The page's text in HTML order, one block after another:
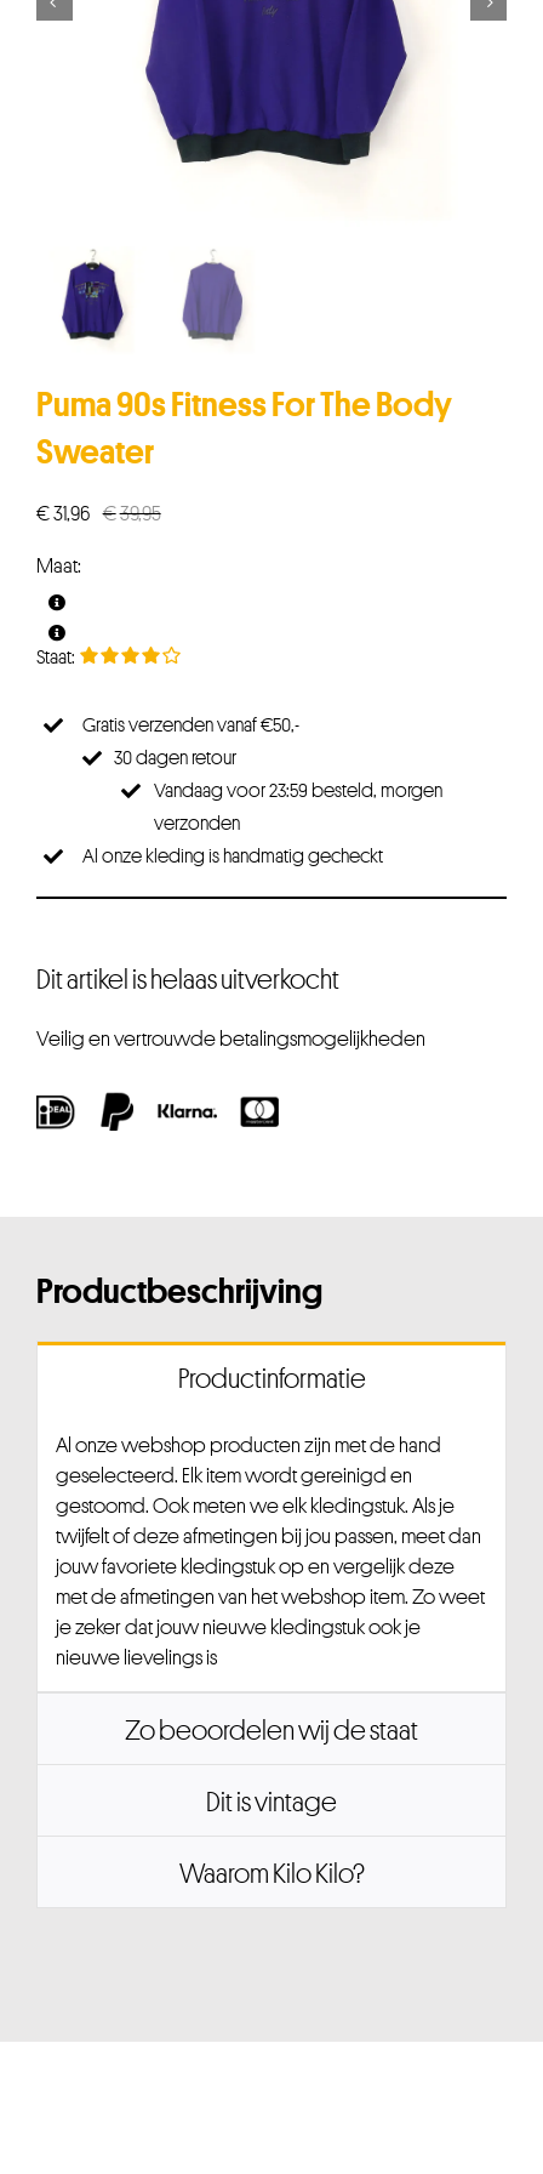
Puma 90s Fitness For The Body
Sweater
€39,95Oorspronkelijke
€31,96
Huidige
Maat:
Gratis verzenden vanaf €50,-
30 dagen retour
Vandaag voor 23:59 besteld, morgen
verzonden
Al onze kleding is handmatig gecheckt
Dit artikel is helaas uitverkocht
Veilig en vertrouwde betalingsmogelijkheden
Productbeschrijving
Productinformatie
Al onze webshop producten zijn met de hand
geselecteerd. Elk item wordt gereinigd en
gestoomd. Ook meten we elk kledingstuk. Als je
twijfelt of deze afmetingen bij jou passen, meet dan
jouw favoriete kledingstuk op en vergelijk deze
met de afmetingen van het webshop item. Zo weet
je zeker dat jouw nieuwe kledingstuk ook je
nieuwe lievelings is
Zo beoordelen wij de staat
Dit is vintage
Waarom Kilo Kilo?